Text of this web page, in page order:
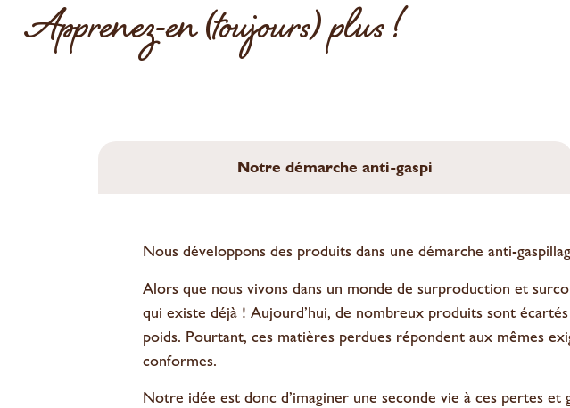
Apprenez-en (toujours) plus !
Notre démarche anti-gaspi
Nous développons des produits dans une démarche anti-
Alors que nous vivons dans un monde de surproduction et
qui existe déjà ! Aujourd’hui, de nombreux produits sont
poids. Pourtant, ces matières perdues répondent aux mêmes
conformes.
Notre idée est donc d’imaginer une seconde vie à ces pertes et